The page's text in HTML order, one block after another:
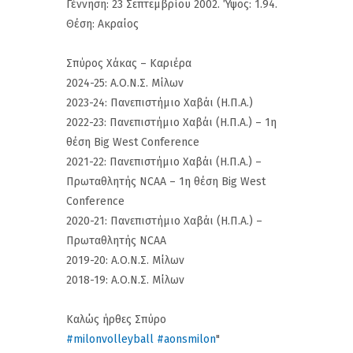
Γέννηση: 23 Σεπτεμβρίου 2002. Ύψος: 1.94.
Θέση: Ακραίος
Σπύρος Χάκας – Καριέρα
2024-25: Α.Ο.Ν.Σ. Μίλων
2023-24: Πανεπιστήμιο Χαβάι (Η.Π.Α.)
2022-23: Πανεπιστήμιο Χαβάι (Η.Π.Α.) – 1η
θέση Βig West Conference
2021-22: Πανεπιστήμιο Χαβάι (Η.Π.Α.) –
Πρωταθλητής NCAA – 1η θέση Βig West
Conference
2020-21: Πανεπιστήμιο Χαβάι (Η.Π.Α.) –
Πρωταθλητής NCAA
2019-20: Α.Ο.Ν.Σ. Μίλων
2018-19: Α.Ο.Ν.Σ. Μίλων
Καλώς ήρθες Σπύρο
#milonvolleyball #aonsmilon"